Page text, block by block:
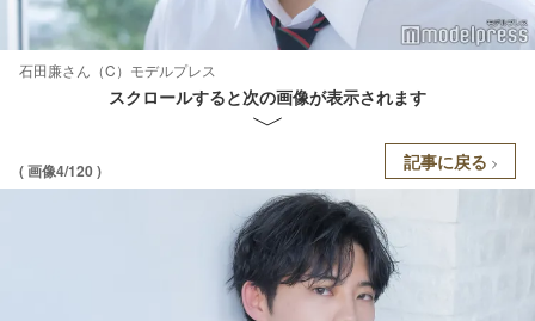
石田廉さん（C）モデルプレス
スクロールすると次の画像が表示されます
( 画像4/120 ) 記事に戻る